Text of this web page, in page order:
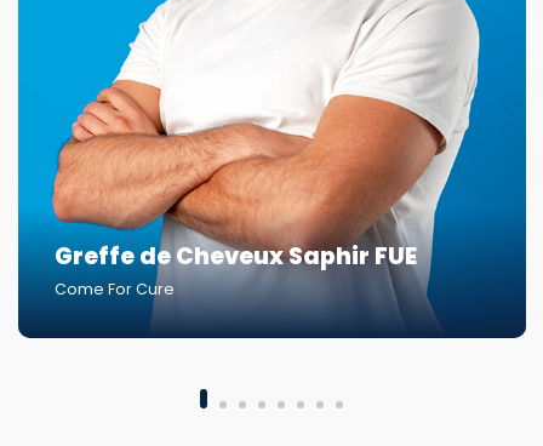
Greffe de Cheveux Saphir FUE
Come For Cure